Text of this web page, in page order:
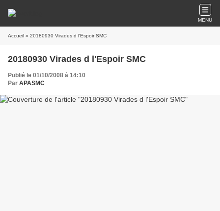
MENU
Accueil » 20180930 Virades d l'Espoir SMC
20180930 Virades d l'Espoir SMC
Publié le 01/10/2008 à 14:10
Par APASMC